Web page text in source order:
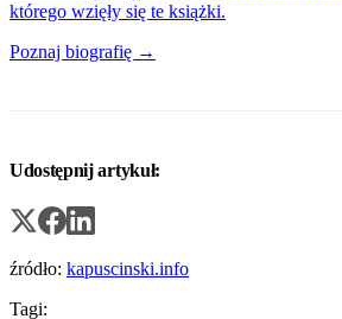
którego wzięły się te książki.
Poznaj biografię →
Udostępnij artykuł:
źródło: kapuscinski.info
Tagi: